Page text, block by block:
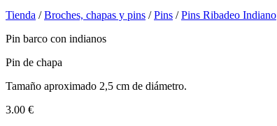
Tienda /Broches, chapas y pins /Pins /Pins Ribadeo Indiano
Pin barco con indianos
Pin de chapa
Tamaño aproximado 2,5 cm de diámetro.
3.00 €